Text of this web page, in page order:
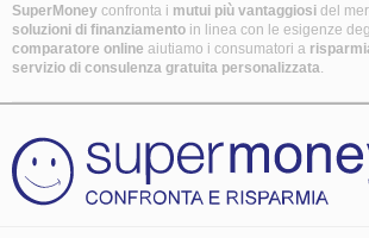
SuperMoney confronta i mutui più vantaggiosi del
soluzioni di finanziamento in linea con le esigenze
comparatore online aiutiamo i consumatori a
servizio di consulenza gratuita personalizzata.